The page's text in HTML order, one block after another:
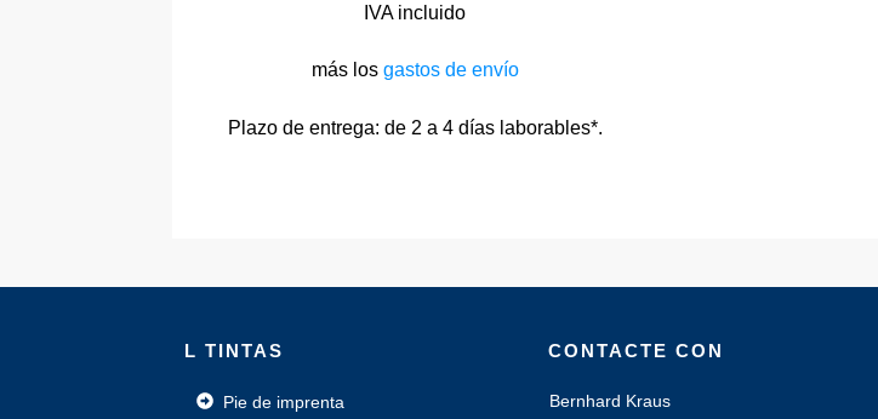
IVA incluido
más los gastos de envío
Plazo de entrega: de 2 a 4 días laborables*.
L TINTAS
Pie de imprenta
CONTACTE CON
Bernhard Kraus